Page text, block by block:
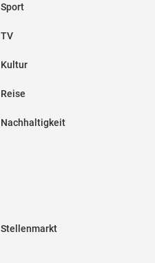
Sport
TV
Kultur
Reise
Nachhaltigkeit
Stellenmarkt